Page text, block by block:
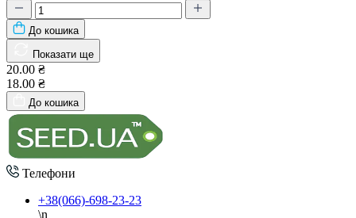
До кошика
Показати ще
20.00 ₴
18.00 ₴
До кошика
Телефони
+38(066)-698-23-23
\n